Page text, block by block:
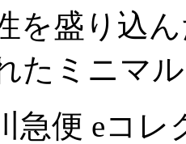
を盛り込
たミニマ
急便 eコ